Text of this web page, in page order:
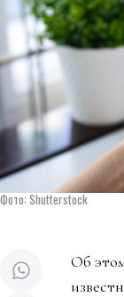
Фото: Shutterstock
Об